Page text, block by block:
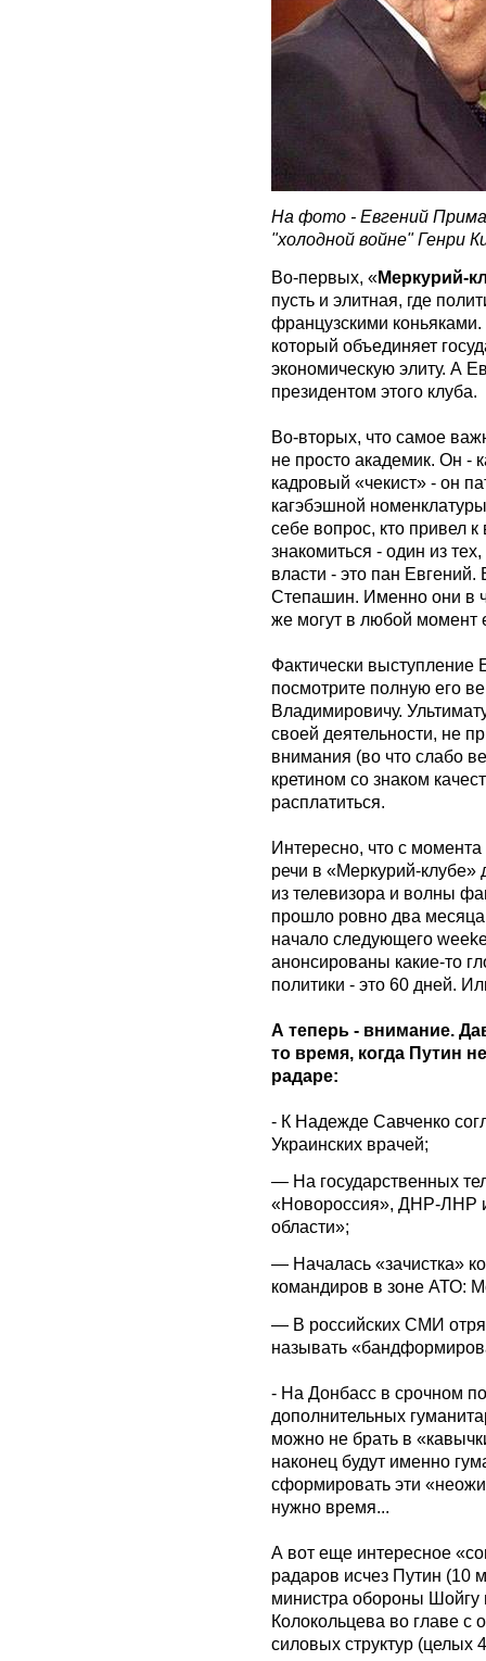
На фото - Евгений
"холодной войне" Генри
Во-первых, «Меркурий-
пусть и элитная, где
французскими
который объединяет
экономическую элиту. А
президентом этого клуба.
Во-вторых, что самое
не просто академик. Он -
кадровый «чекист» - он
кагэбэшной
себе вопрос, кто привел
знакомиться - один из
власти - это пан
Степашин. Именно они в
же могут в любой момент
Фактически выступление
посмотрите полную его
Владимировичу.
своей деятельности, не
внимания (во что слабо
кретином со знаком
расплатиться.
Интересно, что с
речи в «Меркурий-клубе»
из телевизора и волны
прошло ровно два
начало следующего
анонсированы какие-то
политики - это 60 дней.
А теперь - внимание.
то время, когда Путин
радаре:
- К Надежде Савченко
Украинских врачей;
— На государственных
«Новороссия», ДНР-ЛНР
области»;
— Началась «зачистка»
командиров в зоне АТО:
— В российских СМИ
называть
- На Донбасс в срочном
дополнительных
можно не брать в
наконец будут именно
сформировать эти
нужно время...
А вот еще интересное
радаров исчез Путин (10
министра обороны Шойгу
Колокольцева во главе с
силовых структур (целых